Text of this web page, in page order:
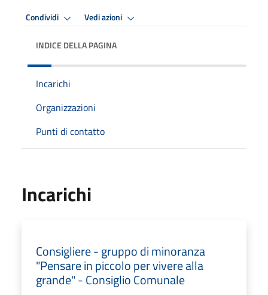
Condividi Vedi azioni
INDICE DELLA PAGINA
Incarichi
Organizzazioni
Punti di contatto
Incarichi
Consigliere - gruppo di minoranza
"Pensare in piccolo per vivere alla
grande" - Consiglio Comunale